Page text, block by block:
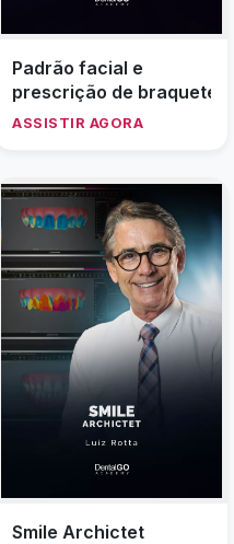
Padrão facial e
prescrição de braquetes
ASSISTIR AGORA
Smile Archictet